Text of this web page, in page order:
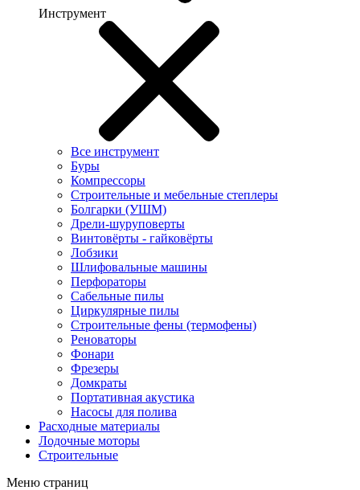
Инструмент
Все инструмент
Буры
Компрессоры
Строительные и мебельные степлеры
Болгарки (УШМ)
Дрели-шуруповерты
Винтовёрты - гайковёрты
Лобзики
Шлифовальные машины
Перфораторы
Сабельные пилы
Циркулярные пилы
Строительные фены (термофены)
Реноваторы
Фонари
Фрезеры
Домкраты
Портативная акустика
Насосы для полива
Расходные материалы
Лодочные моторы
Строительные
Меню страниц